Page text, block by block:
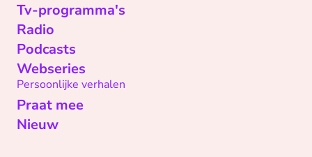
Tv-programma's
Radio
Podcasts
Webseries
Persoonlijke verhalen
Praat mee
Nieuw